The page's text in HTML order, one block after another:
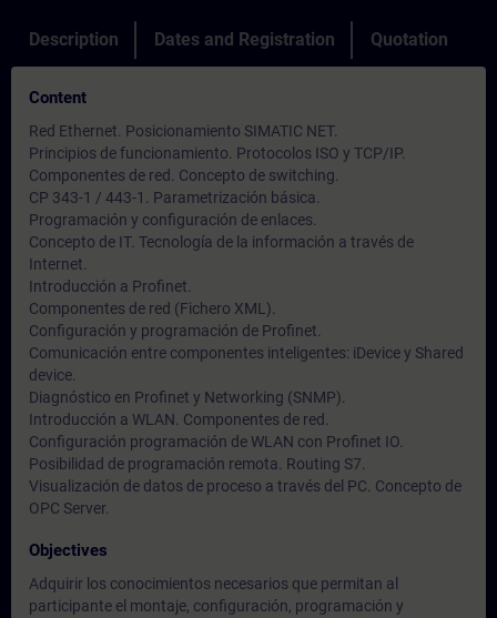
Description Dates and Registration Quotation
Content
Red Ethernet. Posicionamiento SIMATIC NET.
Principios de funcionamiento. Protocolos ISO y TCP/IP.
Componentes de red. Concepto de switching.
CP 343-1 / 443-1. Parametrización básica.
Programación y configuración de enlaces.
Concepto de IT. Tecnología de la información a través de
Internet.
Introducción a Profinet.
Componentes de red (Fichero XML).
Configuración y programación de Profinet.
Comunicación entre componentes inteligentes: iDevice y Shared
device.
Diagnóstico en Profinet y Networking (SNMP).
Introducción a WLAN. Componentes de red.
Configuración programación de WLAN con Profinet IO.
Posibilidad de programación remota. Routing S7.
Visualización de datos de proceso a través del PC. Concepto de
OPC Server.
Objectives
Adquirir los conocimientos necesarios que permitan al
participante el montaje, configuración, programación y